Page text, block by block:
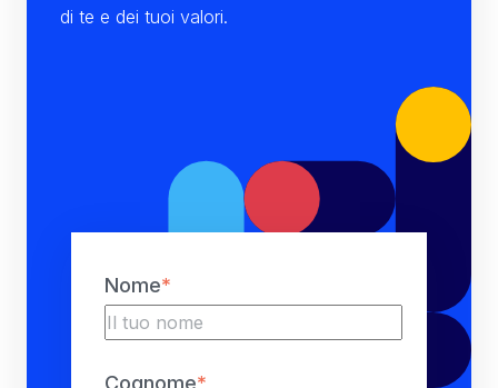
di te e dei tuoi valori.
Nome*
Cognome*